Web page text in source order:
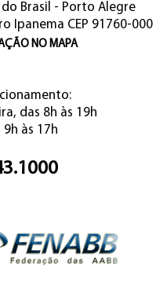
Brasil - Porto Alegre
Ipanema CEP 91760-000
NO MAPA
das 8h às 19h
9h às 17h